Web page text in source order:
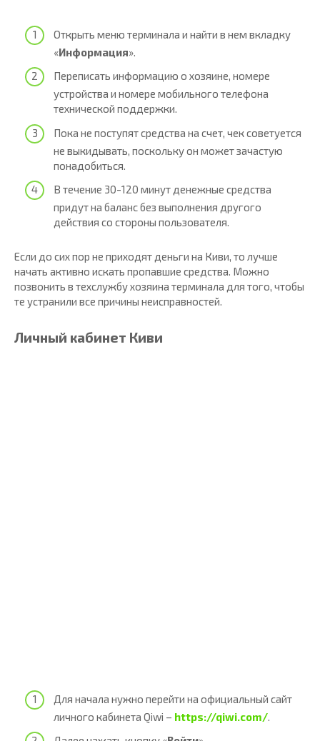
Открыть меню терминала и найти в нем вкладку
«Информация».
Переписать информацию о хозяине, номере
устройства и номере мобильного телефона
технической поддержки.
Пока не поступят средства на счет, чек советуется
не выкидывать, поскольку он может зачастую
понадобиться.
В течение 30-120 минут денежные средства
придут на баланс без выполнения другого
действия со стороны пользователя.
Если до сих пор не приходят деньги на Киви, то лучше
начать активно искать пропавшие средства. Можно
позвонить в техслужбу хозяина терминала для того, чтобы
те устранили все причины неисправностей.
Личный кабинет Киви
Для начала нужно перейти на официальный сайт
личного кабинета Qiwi – https://qiwi.com/